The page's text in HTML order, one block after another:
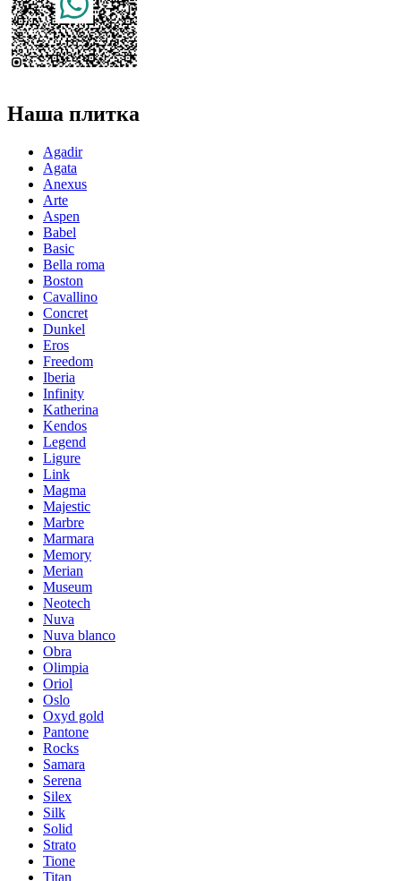
Наша плитка
Agadir
Agata
Anexus
Arte
Aspen
Babel
Basic
Bella roma
Boston
Cavallino
Concret
Dunkel
Eros
Freedom
Iberia
Infinity
Katherina
Kendos
Legend
Ligure
Link
Magma
Majestic
Marbre
Marmara
Memory
Merian
Museum
Neotech
Nuva
Nuva blanco
Obra
Olimpia
Oriol
Oslo
Oxyd gold
Pantone
Rocks
Samara
Serena
Silex
Silk
Solid
Strato
Tione
Titan